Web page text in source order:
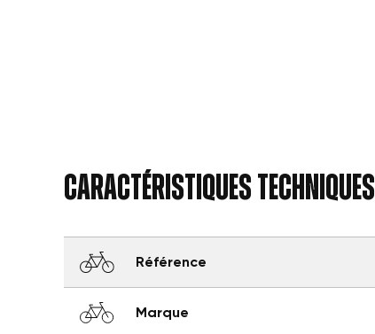
Caractéristiques techniques
Référence
Marque